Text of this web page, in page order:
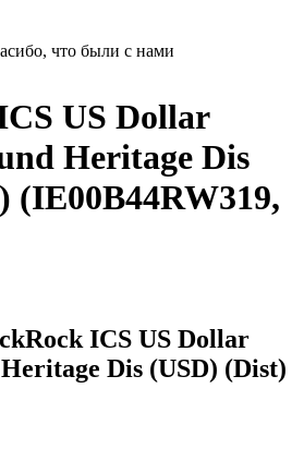
что были с нами
US Dollar
Heritage Dis
(IE00B44RW319,
ICS US Dollar
Dis (USD) (Dist)